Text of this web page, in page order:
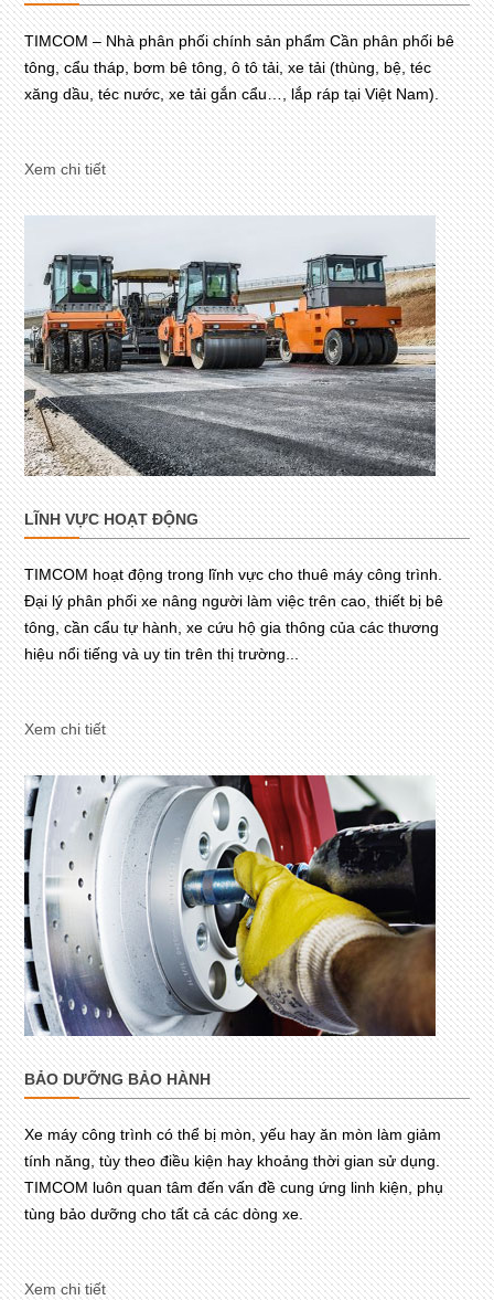
TIMCOM – Nhà phân phối chính sản phẩm Cần phân phối bê
tông, cẩu tháp, bơm bê tông, ô tô tải, xe tải (thùng, bệ, téc
xăng dầu, téc nước, xe tải gắn cẩu…, lắp ráp tại Việt Nam).
Xem chi tiết
LĨNH VỰC HOẠT ĐỘNG
TIMCOM hoạt động trong lĩnh vực cho thuê máy công trình.
Đại lý phân phối xe nâng người làm việc trên cao, thiết bị bê
tông, cần cẩu tự hành, xe cứu hộ gia thông của các thương
hiệu nổi tiếng và uy tin trên thị trường...
Xem chi tiết
BẢO DƯỠNG BẢO HÀNH
Xe máy công trình có thể bị mòn, yếu hay ăn mòn làm giảm
tính năng, tùy theo điều kiện hay khoảng thời gian sử dụng.
TIMCOM luôn quan tâm đến vấn đề cung ứng linh kiện, phụ
tùng bảo dưỡng cho tất cả các dòng xe.
Xem chi tiết